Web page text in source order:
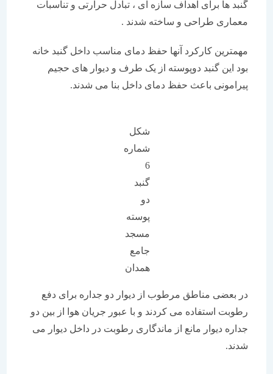
گنبد ها برای اهداف سازه ای ، تبادل حرارتی و تناسبات
معماری طراحی و ساخته شدند .
مهمترین کارکرد آنها حفظ دمای مناسب داخل گنبد خانه
بود این گنبد دوپوسته از یک طرف و دیوار های حجیم
پیرامونی باعث حفظ دمای داخل بنا می شدند.
شماره
مسجد
همدان
در بعضی مناطق مرطوب از دیوار دو جداره برای دفع
رطوبت استفاده می کردند و با عبور جریان هوا از بین دو
جداره دیوار مانع از ماندگاری رطوبت در داخل دیوار می